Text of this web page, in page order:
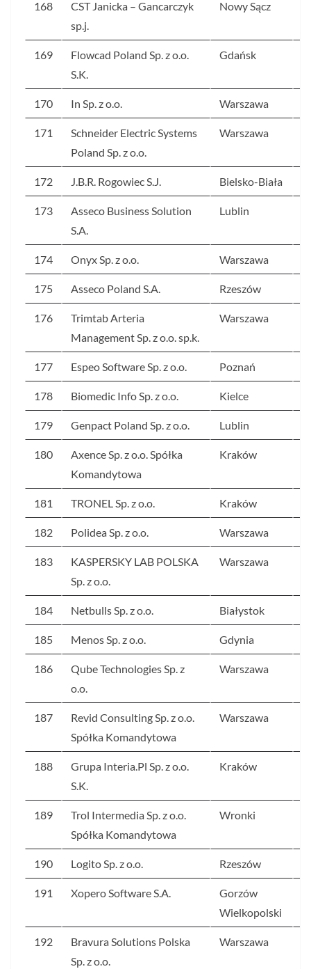
168
CST Janicka – Gancarczyk
sp.j.
Nowy Sącz
169
Flowcad Poland Sp. z o.o.
S.K.
Gdańsk
170 In Sp. z o.o. Warszawa
171
Schneider Electric Systems
Poland Sp. z o.o.
Warszawa
172 J.B.R. Rogowiec S.J. Bielsko-Biała
173
Asseco Business Solution
S.A.
Lublin
174 Onyx Sp. z o.o. Warszawa
175 Asseco Poland S.A. Rzeszów
176
Trimtab Arteria
Management Sp. z o.o. sp.k.
Warszawa
177 Espeo Software Sp. z o.o. Poznań
178 Biomedic Info Sp. z o.o. Kielce
179 Genpact Poland Sp. z o.o. Lublin
180
Axence Sp. z o.o. Spółka
Komandytowa
Kraków
181 TRONEL Sp. z o.o. Kraków
182 Polidea Sp. z o.o. Warszawa
183
KASPERSKY LAB POLSKA
Sp. z o.o.
Warszawa
184 Netbulls Sp. z o.o. Białystok
185 Menos Sp. z o.o. Gdynia
186
Qube Technologies Sp. z
o.o.
Warszawa
187
Revid Consulting Sp. z o.o.
Spółka Komandytowa
Warszawa
188
Grupa Interia.Pl Sp. z o.o.
S.K.
Kraków
189
Trol Intermedia Sp. z o.o.
Spółka Komandytowa
Wronki
190 Logito Sp. z o.o. Rzeszów
191 Xopero Software S.A.
Gorzów
Wielkopolski
192
Bravura Solutions Polska
Sp. z o.o.
Warszawa